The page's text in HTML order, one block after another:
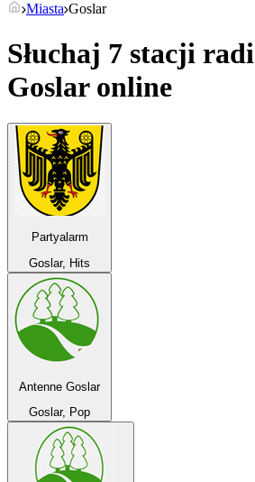
Miasta Goslar
Słuchaj 7 stacji
Goslaronline
Partyalarm
Goslar, Hits
Antenne Goslar
Goslar, Pop